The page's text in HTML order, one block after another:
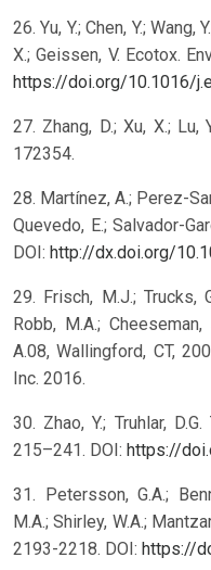
26. Yu, Y.; Chen, Y.; Wang,
X.; Geissen, V. Ecotox.
https://doi.org/10.1016/
27. Zhang, D.; Xu, X.; Lu,
172354.
28. Martínez, A.; Perez-
Quevedo, E.; Salvador-
DOI: http://dx.doi.org/
29. Frisch, M.J.; Trucks,
Robb, M.A.;
A.08, Wallingford, CT,
Inc. 2016.
30. Zhao, Y.; Truhlar,
215–241. DOI: https://
31. Petersson, G.A.;
M.A.; Shirley, W.A.;
2193-2218. DOI: https://